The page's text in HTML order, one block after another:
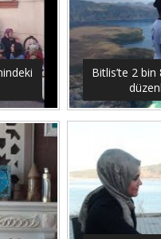
Bitlis’te 2